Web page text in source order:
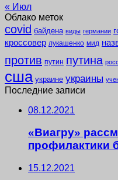
« Июл
Облако меток
covid байдена виды германии
кроссовер лукашенко мид
против путин путина
сша украине украины
Последние записи
08.12.2021
«Виагру»
профилактики
15.12.2021